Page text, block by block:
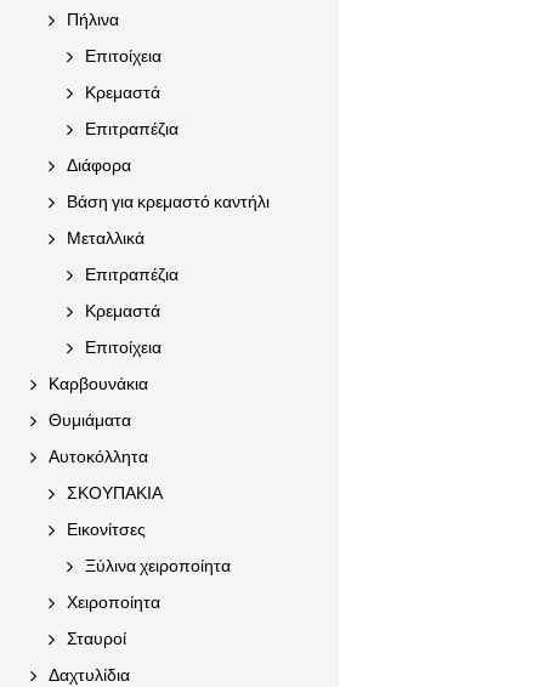
Πήλινα
Επιτοίχεια
Κρεμαστά
Επιτραπέζια
Διάφορα
Βάση για κρεμαστό καντήλι
Μεταλλικά
Επιτραπέζια
Κρεμαστά
Επιτοίχεια
Καρβουνάκια
Θυμιάματα
Αυτοκόλλητα
ΣΚΟΥΠΑΚΙΑ
Εικονίτσες
Ξύλινα χειροποίητα
Χειροποίητα
Σταυροί
Δαχτυλίδια